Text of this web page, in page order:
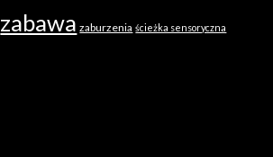
zabawa zaburzenia ścieżka sensoryczna